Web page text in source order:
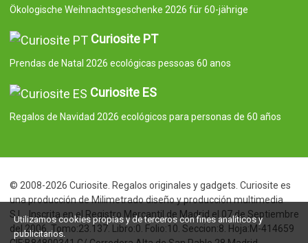
Ökologische Weihnachtsgeschenke 2026 für 60-jährige
Curiosite PT
Prendas de Natal 2026 ecológicas pessoas 60 anos
Curiosite ES
Regalos de Navidad 2026 ecológicos para personas de 60 años
© 2008-2026 Curiosite. Regalos originales y gadgets. Curiosite es
una producción de Milimetrado diseño y producción multimedia
S.L.. Inscrita en el Registro Mercantil de Madrid el 07 de Septiembre
del 2006. Tomo:23.137. Libro:0. Folio:10. Seccion:8. Hoja:M-414659
Utilizamos cookies propias y de terceros con fines analíticos y
publicitarios.